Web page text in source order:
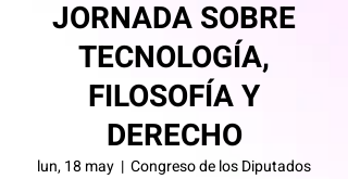
JORNADA SOBRE
TECNOLOGÍA,
FILOSOFÍA Y
DERECHO
lun, 18 may
  |
Congreso de los Diputados